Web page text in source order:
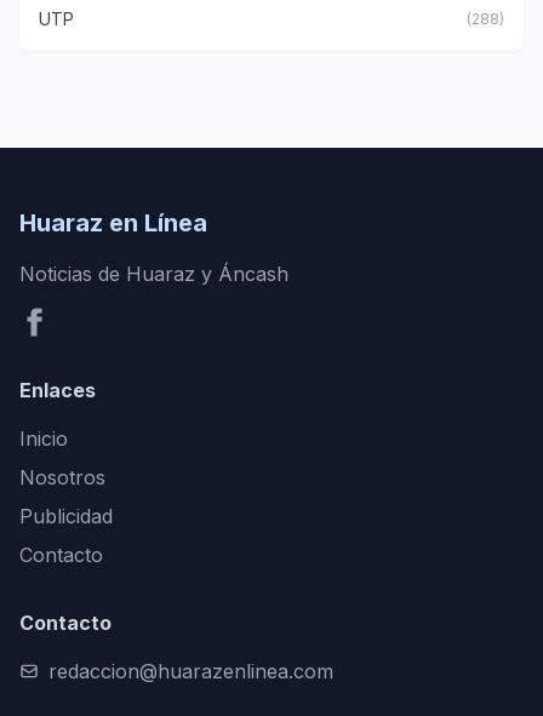
UTP (288)
Huaraz en Línea
Noticias de Huaraz y Áncash
Enlaces
Inicio
Nosotros
Publicidad
Contacto
Contacto
redaccion@huarazenlinea.com